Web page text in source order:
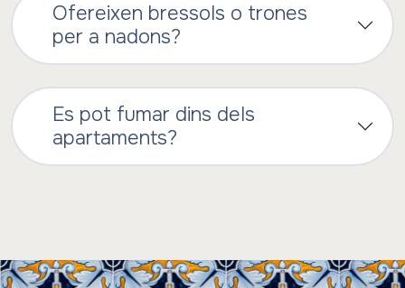
Ofereixen bressols o trones
per a nadons?
Es pot fumar dins dels
apartaments?